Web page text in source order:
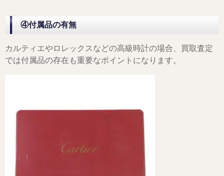
④付属品の有無
カルティエやロレックスなどの高級時計の場合、買取査定
では付属品の存在も重要なポイントになります。